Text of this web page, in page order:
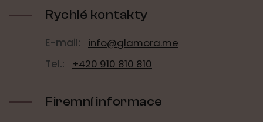
Rychlé kontakty
E-mail:
info@glamora.me
Tel.:
+420 910 810 810
Firemní informace